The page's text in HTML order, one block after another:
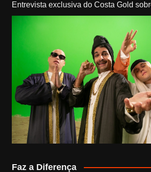
Entrevista exclusiva do Costa Gold
Faz a Diferença